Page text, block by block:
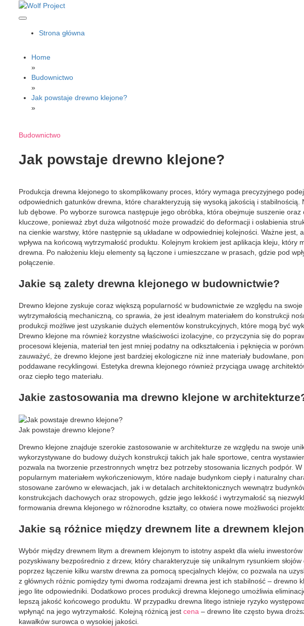
Wolf Project
Strona główna
Home
»
Budownictwo
»
Jak powstaje drewno klejone?
»
Budownictwo
Jak powstaje drewno klejone?
Produkcja drewna klejonego to skomplikowany proces, który wymaga precyzyjnego
odpowiednich gatunków drewna, które charakteryzują się wysoką jakością i
lub dębowe. Po wyborze surowca następuje jego obróbka, która obejmuje suszenie
kluczowe, ponieważ zbyt duża wilgotność może prowadzić do deformacji i osłabienia
na cienkie warstwy, które następnie są układane w odpowiedniej kolejności. Ważne jest,
wpływa na końcową wytrzymałość produktu. Kolejnym krokiem jest aplikacja kleju,
drewna. Po nałożeniu kleju elementy są łączone i umieszczane w prasach, gdzie pod
połączenie.
Jakie są zalety drewna klejonego w budownictwie?
Drewno klejone zyskuje coraz większą popularność w budownictwie ze względu na
wytrzymałością mechaniczną, co sprawia, że jest idealnym materiałem do konstrukcji
produkcji możliwe jest uzyskanie dużych elementów konstrukcyjnych, które mogą być
Drewno klejone ma również korzystne właściwości izolacyjne, co przyczynia się do
procesowi klejenia, materiał ten jest mniej podatny na odkształcenia i pęknięcia w
zauważyć, że drewno klejone jest bardziej ekologiczne niż inne materiały budowlane,
poddawane recyklingowi. Estetyka drewna klejonego również przyciąga uwagę
oraz ciepło tego materiału.
Jakie zastosowania ma drewno klejone w
Jak powstaje drewno klejone?
Drewno klejone znajduje szerokie zastosowanie w architekturze ze względu na swoje
wykorzystywane do budowy dużych konstrukcji takich jak hale sportowe, centra
pozwala na tworzenie przestronnych wnętrz bez potrzeby stosowania licznych podpór.
popularnym materiałem wykończeniowym, które nadaje budynkom ciepły i naturalny
stosowane zarówno w elewacjach, jak i w detalach architektonicznych wewnątrz
konstrukcjach dachowych oraz stropowych, gdzie jego lekkość i wytrzymałość są
formowania drewna klejonego w różnorodne kształty, co otwiera nowe możliwości
Jakie są różnice między drewnem lite a drewnem
Wybór między drewnem litym a drewnem klejonym to istotny aspekt dla wielu
pozyskiwany bezpośrednio z drzew, który charakteryzuje się unikalnym rysunkiem
poprzez łączenie kilku warstw drewna za pomocą specjalnych klejów, co pozwala na
z głównych różnic pomiędzy tymi dwoma rodzajami drewna jest ich stabilność – drewno
jego lite odpowiedniki. Dodatkowo proces produkcji drewna klejonego umożliwia
lepszą jakość końcowego produktu. W przypadku drewna litego istnieje ryzyko
wpłynąć na jego wytrzymałość. Kolejną różnicą jest cena – drewno lite często bywa
kawałków surowca o wysokiej jakości.